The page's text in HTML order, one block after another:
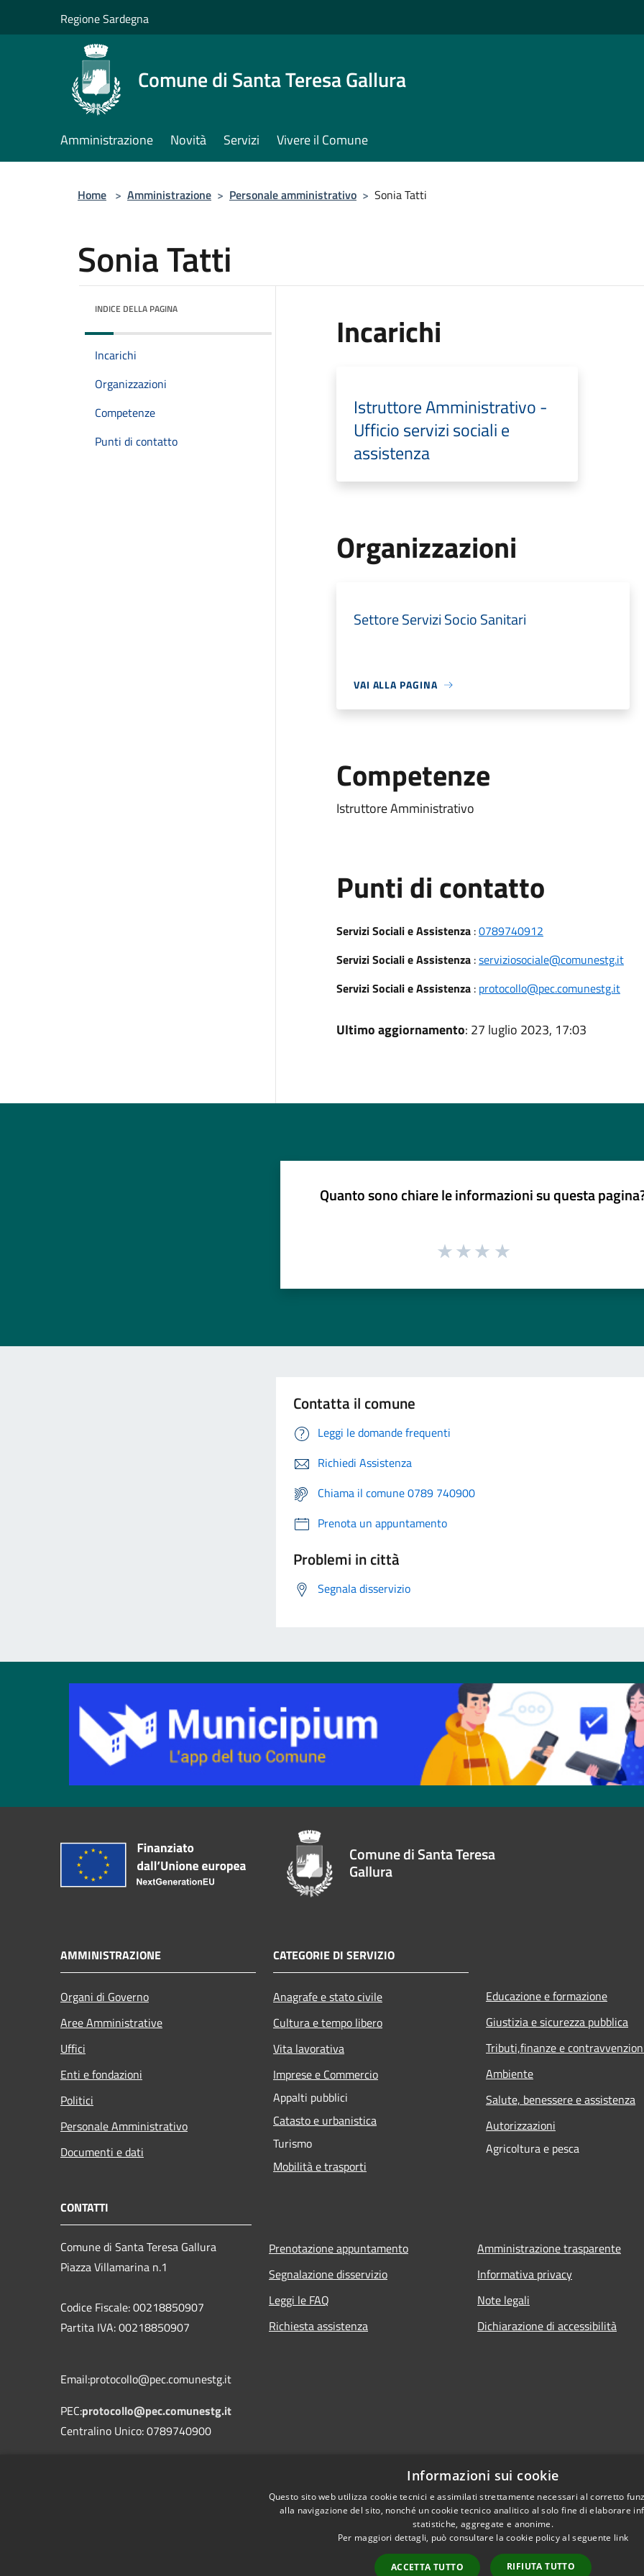
Regione Sardegna
Comune di Santa Teresa Gallura
Amministrazione Novità Servizi Vivere il Comune
Home > Amministrazione > Personale amministrativo > Sonia Tatti
Sonia Tatti
INDICE DELLA PAGINA
Incarichi
Organizzazioni
Competenze
Punti di contatto
Incarichi
Istruttore Amministrativo -
Ufficio servizi sociali e
assistenza
Organizzazioni
Settore Servizi Socio Sanitari
VAI ALLA PAGINA
Competenze
Istruttore Amministrativo
Punti di contatto
Servizi Sociali e Assistenza:0789740912
Servizi Sociali e Assistenza:serviziosociale@comunestg.it
Servizi Sociali e Assistenza: protocollo@pec.comunestg.it
Ultimo aggiornamento: 27 luglio 2023, 17:03
Quanto sono chiare le informazioni su questa
Contatta il comune
Leggi le domande frequenti
Richiedi Assistenza
Chiama il comune 0789 740900
Prenota un appuntamento
Problemi in città
Segnala disservizio
Comune di Santa Teresa
Gallura
AMMINISTRAZIONE
Organi di Governo
Aree Amministrative
Uffici
Enti e fondazioni
Politici
Personale Amministrativo
Documenti e dati
CATEGORIE DI SERVIZIO
Anagrafe e stato civile
Cultura e tempo libero
Vita lavorativa
Imprese e Commercio
Appalti pubblici
Catasto e urbanistica
Turismo
Mobilità e trasporti
Educazione e formazione
Giustizia e sicurezza pubblica
Tributi,finanze e
Ambiente
Salute, benessere e assistenza
Autorizzazioni
Agricoltura e pesca
CONTATTI
Comune di Santa Teresa Gallura
Piazza Villamarina n.1
Codice Fiscale: 00218850907
Partita IVA: 00218850907
Email:protocollo@pec.comunestg.it
PEC:protocollo@pec.comunestg.it
Centralino Unico: 0789740900
Prenotazione appuntamento
Segnalazione disservizio
Leggi le FAQ
Richiesta assistenza
Amministrazione trasparente
Informativa privacy
Note legali
Dichiarazione di accessibilità
Informazioni sui cookie
Questo sito web utilizza cookie tecnici e assimilati strettamente necessari al corretto
alla navigazione del sito, nonché un cookie tecnico analitico al solo fine di elaborare
statistiche, aggregate e anonime.
Per maggiori dettagli, può consultare la cookie policy al seguente link
ACCETTA TUTTO RIFIUTA TUTTO